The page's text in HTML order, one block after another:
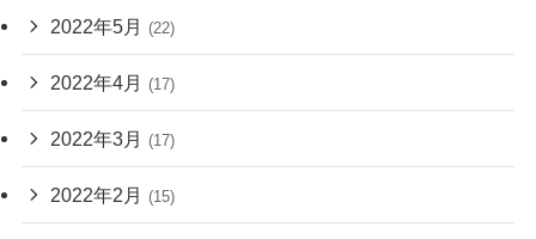
2022年5月 (22)
2022年4月 (17)
2022年3月 (17)
2022年2月 (15)